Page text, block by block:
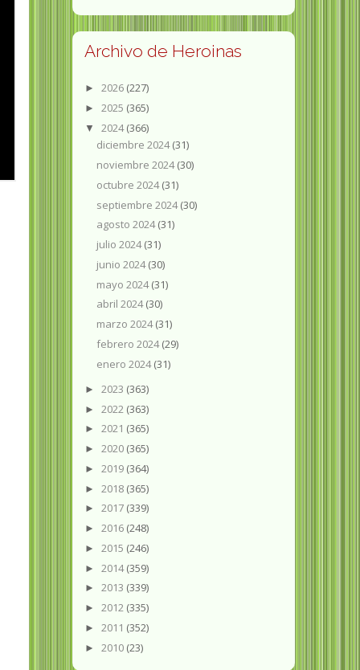
Archivo de Heroinas
► 2026 (227)
► 2025 (365)
▼ 2024(366)
diciembre 2024(31)
noviembre 2024(30)
octubre 2024(31)
septiembre 2024(30)
agosto 2024(31)
julio 2024(31)
junio 2024(30)
mayo 2024(31)
abril 2024(30)
marzo 2024(31)
febrero 2024(29)
enero 2024(31)
► 2023 (363)
► 2022 (363)
► 2021 (365)
► 2020 (365)
► 2019 (364)
► 2018 (365)
► 2017 (339)
► 2016 (248)
► 2015 (246)
► 2014(359)
► 2013 (339)
► 2012 (335)
► 2011 (352)
► 2010 (23)